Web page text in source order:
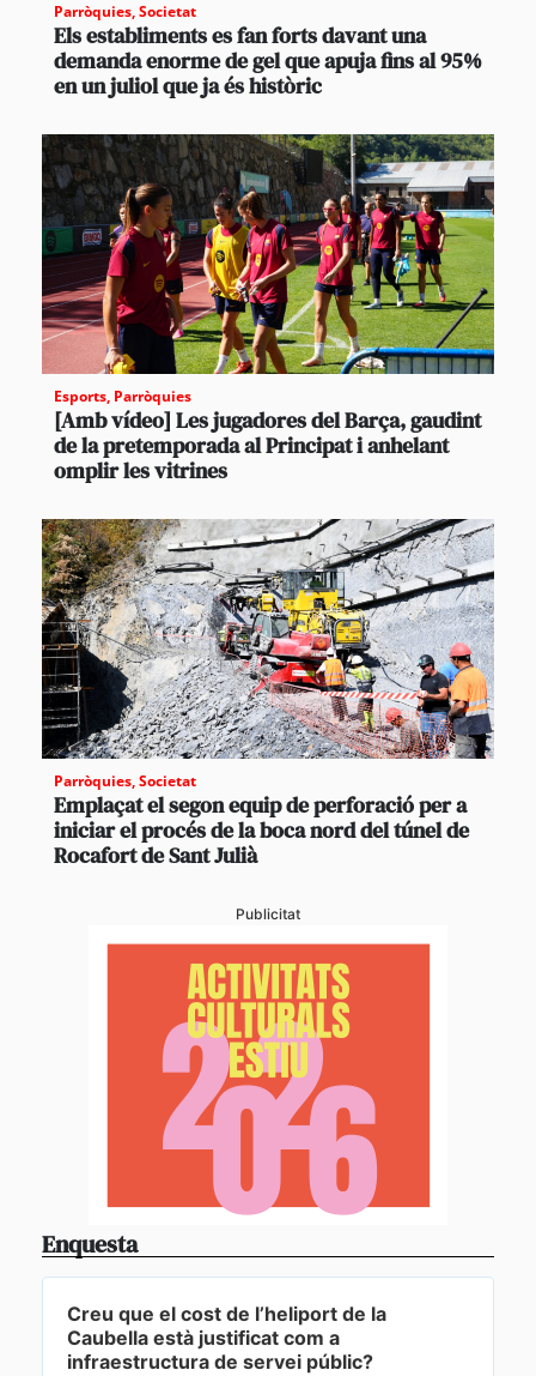
Parròquies,Societat
Els establiments es fan forts davant una
demanda enorme de gel que apuja fins al 95%
en un juliol que ja és històric
Esports, Parròquies
[Amb vídeo] Les jugadores del Barça, gaudint
de la pretemporada al Principat i anhelant
omplir les vitrines
Parròquies,Societat
Emplaçat el segon equip de perforació per a
iniciar el procés de la boca nord del túnel de
Rocafort de Sant Julià
Publicitat
Enquesta
Creu que el cost de l’heliport de la
Caubella està justificat com a
infraestructura de servei públic?